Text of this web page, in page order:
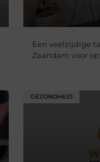
Een veelzijdige
Zaandam voor
GEZONDHEID